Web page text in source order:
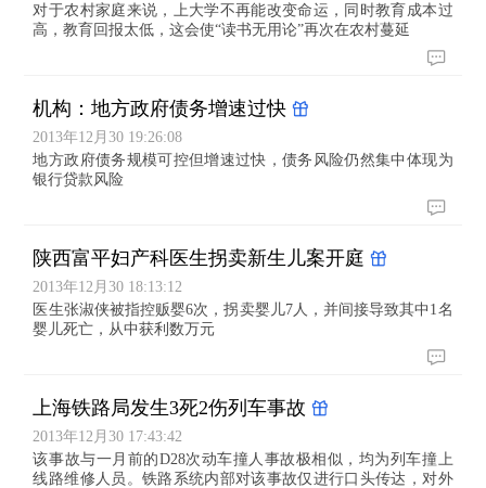
对于农村家庭来说，上大学不再能改变命运，同时教育成本过
高，教育回报太低，这会使“读书无用论”再次在农村蔓延
机构：地方政府债务增速过快
2013年12月30 19:26:08
地方政府债务规模可控但增速过快，债务风险仍然集中体现为
银行贷款风险
陕西富平妇产科医生拐卖新生儿案开庭
2013年12月30 18:13:12
医生张淑侠被指控贩婴6次，拐卖婴儿7人，并间接导致其中1名
婴儿死亡，从中获利数万元
上海铁路局发生3死2伤列车事故
2013年12月30 17:43:42
该事故与一月前的D28次动车撞人事故极相似，均为列车撞上
线路维修人员。铁路系统内部对该事故仅进行口头传达，对外